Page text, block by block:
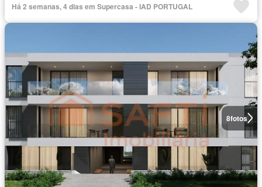
Há 2 semanas, 4 dias em Supercasa - IAD PORTUGAL
8fotos